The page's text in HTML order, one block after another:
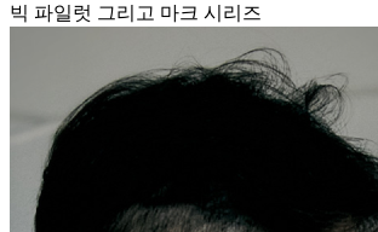
빅 파일럿 그리고 마크 시리즈